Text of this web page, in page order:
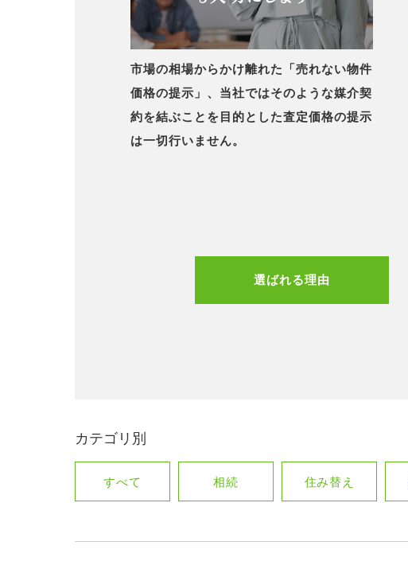
市場の相場からかけ離れた「売れない物件
価格の提示」、当社ではそのような媒介契
約を結ぶことを目的とした査定価格の提示
は一切行いません。
選ばれる理由
カテゴリ別
すべて 相続 住み替え